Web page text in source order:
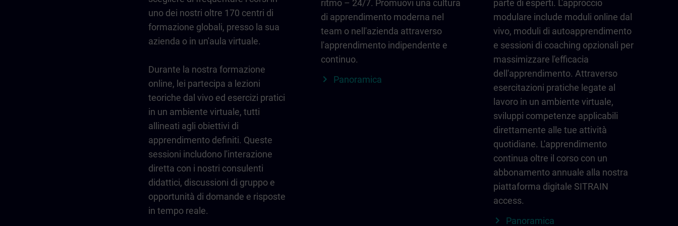
uno dei nostri oltre 170 centri di
formazione globali, presso la sua
azienda o in un'aula virtuale.
Durante la nostra formazione
online, lei partecipa a lezioni
teoriche dal vivo ed esercizi pratici
in un ambiente virtuale, tutti
allineati agli obiettivi di
apprendimento definiti. Queste
sessioni includono l'interazione
diretta con i nostri consulenti
didattici, discussioni di gruppo e
opportunità di domande e risposte
in tempo reale.
ritmo – 24/7. Promuovi una cultura
di apprendimento moderna nel
team o nell'azienda attraverso
l'apprendimento indipendente e
continuo.
Panoramica
parte di esperti. L'approccio
modulare include moduli online dal
vivo, moduli di autoapprendimento
e sessioni di coaching opzionali per
massimizzare l'efficacia
dell'apprendimento. Attraverso
esercitazioni pratiche legate al
lavoro in un ambiente virtuale,
sviluppi competenze applicabili
direttamente alle tue attività
quotidiane. L'apprendimento
continua oltre il corso con un
abbonamento annuale alla nostra
piattaforma digitale SITRAIN
access.
Panoramica